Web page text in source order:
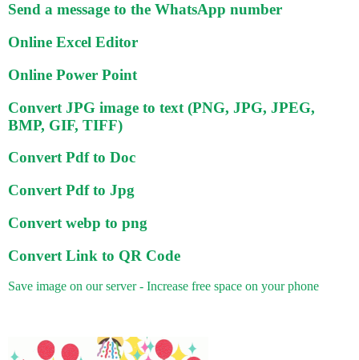
Send a message to the WhatsApp number
Online Excel Editor
Online Power Point
Convert JPG image to text (PNG, JPG, JPEG,
BMP, GIF, TIFF)
Convert Pdf to Doc
Convert Pdf to Jpg
Convert webp to png
Convert Link to QR Code
Save image on our server - Increase free space on your phone